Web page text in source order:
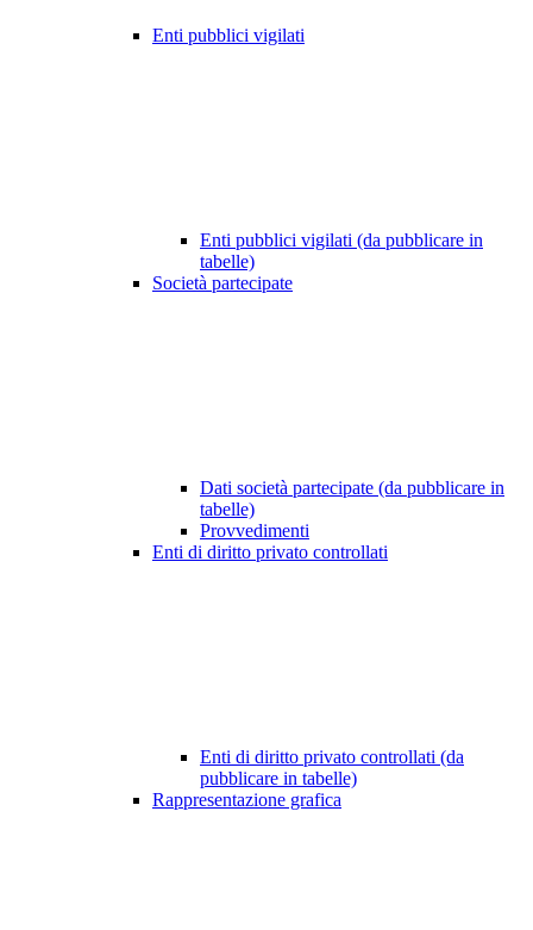
Enti pubblici vigilati
Enti pubblici vigilati (da pubblicare in
tabelle)
Società partecipate
Dati società partecipate (da pubblicare in
tabelle)
Provvedimenti
Enti di diritto privato controllati
Enti di diritto privato controllati (da
pubblicare in tabelle)
Rappresentazione grafica